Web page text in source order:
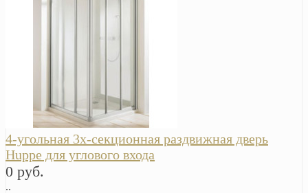
4-угольная 3х-секционная раздвижная дверь
Huppe для углового входа
0 руб.
..